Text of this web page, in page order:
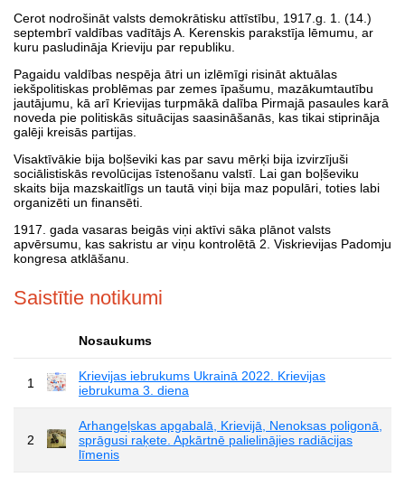
Cerot nodrošināt valsts demokrātisku attīstību, 1917.g. 1. (14.)
septembrī valdības vadītājs A. Kerenskis parakstīja lēmumu, ar
kuru pasludināja Krieviju par republiku.
Pagaidu valdības nespēja ātri un izlēmīgi risināt aktuālas
iekšpolitiskas problēmas par zemes īpašumu, mazākumtautību
jautājumu, kā arī Krievijas turpmākā dalība Pirmajā pasaules karā
noveda pie politiskās situācijas saasināšanās, kas tikai stiprināja
galēji kreisās partijas.
Visaktīvākie bija boļševiki kas par savu mērķi bija izvirzījuši
sociālistiskās revolūcijas īstenošanu valstī. Lai gan boļševiku
skaits bija mazskaitlīgs un tautā viņi bija maz populāri, toties labi
organizēti un finansēti.
1917. gada vasaras beigās viņi aktīvi sāka plānot valsts
apvērsumu, kas sakristu ar viņu kontrolētā 2. Viskrievijas Padomju
kongresa atklāšanu.
Saistītie notikumi
Nosaukums
1
Krievijas iebrukums Ukrainā 2022. Krievijas
iebrukuma 3. diena
2
Arhangeļskas apgabalā, Krievijā, Nenoksas poligonā,
sprāgusi raķete. Apkārtnē palielinājies radiācijas
līmenis